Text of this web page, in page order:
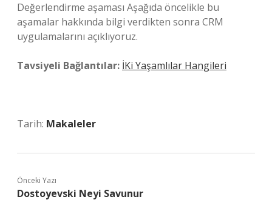
Değerlendirme aşaması Aşağıda öncelikle bu
aşamalar hakkında bilgi verdikten sonra CRM
uygulamalarını açıklıyoruz.
Tavsiyeli Bağlantılar: İKi Yaşamlılar Hangileri
Tarih: Makaleler
Önceki Yazı
Dostoyevski Neyi Savunur